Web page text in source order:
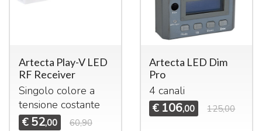
Artecta Play-V LED
RF Receiver
Singolo colore a
tensione costante
€ 52,00 60,90
Artecta LED Dim
Pro
4 canali
€ 106,00 125,00